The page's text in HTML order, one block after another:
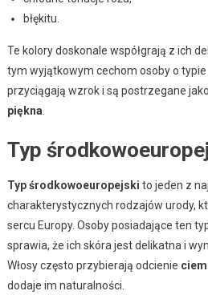
błękitu.
Te kolory doskonale współgrają z ich
tym wyjątkowym cechom osoby o
przyciągają wzrok i są postrzegane
piękna
Typ
Typ środkowoeuropejski to jeden z
charakterystycznych rodzajów urody,
sercu Europy. Osoby posiadające ten
sprawia, że ich skóra jest delikatna i
Włosy często przybierają odcienie
dodaje im naturalności.